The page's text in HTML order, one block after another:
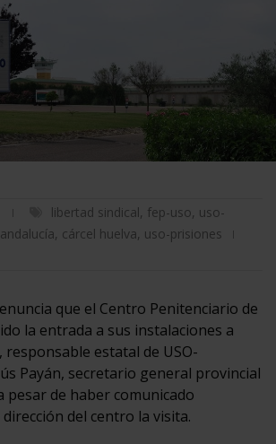
libertad sindical, fep-uso, uso-
, cárcel huelva, uso-prisiones
que el Centro Penitenciario de
la entrada a sus instalaciones a
responsable estatal de USO-
Payán, secretario general provincial
pesar de haber comunicado
del centro la visita.